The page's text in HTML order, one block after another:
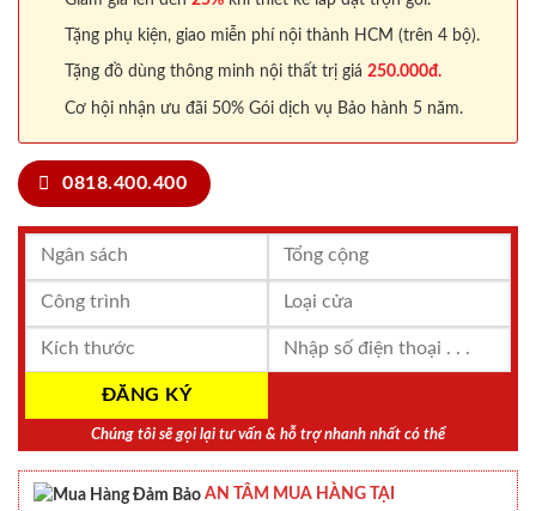
Tặng phụ kiện, giao miễn phí nội thành HCM (trên 4 bộ).
Tặng đồ dùng thông minh nội thất trị giá 250.000đ.
Cơ hội nhận ưu đãi 50% Gói dịch vụ Bảo hành 5 năm.
0818.400.400
Chúng tôi sẽ gọi lại tư vấn & hỗ trợ nhanh nhất có thể
AN TÂM MUA HÀNG TẠI